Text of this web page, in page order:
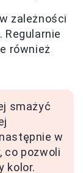
zależności
Regularnie
również
smażyć
w
co pozwoli
kolor.